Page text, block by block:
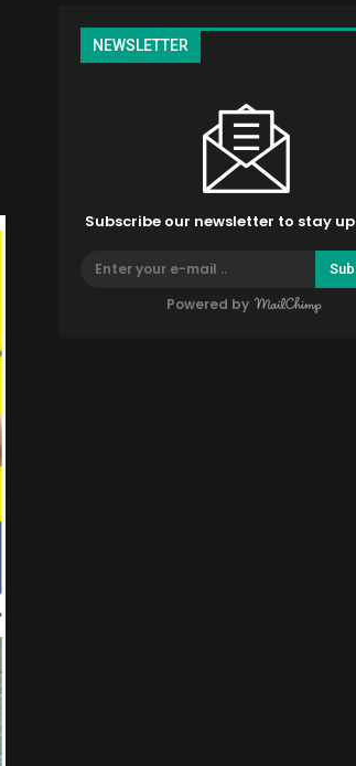
NEWSLETTER
Subscribe our newsletter to stay
Powered by